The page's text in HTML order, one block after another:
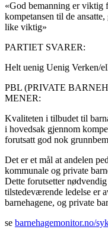
«God bemanning er viktig
kompetansen til de
like viktig»
PARTIET SVARER:
Helt uenig Uenig Verken/
PBL (PRIVATE
MENER:
Kvaliteten i tilbudet til
i hovedsak gjennom
forutsatt god nok
Det er et mål at andelen
kommunale og private
Dette forutsetter
tilstedeværende ledelse er
barnehagene, og private
se barnehagemonitor.no/